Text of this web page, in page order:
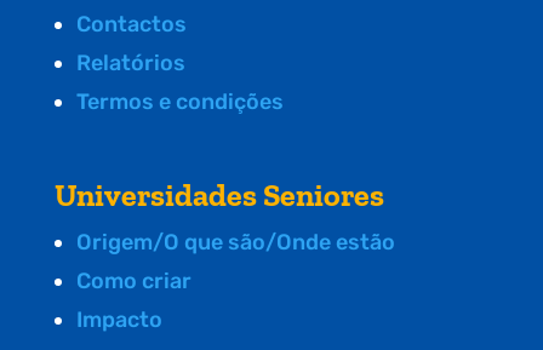
Contactos
Relatórios
Termos e condições
Universidades Seniores
Origem/O que são/Onde estão
Como criar
Impacto